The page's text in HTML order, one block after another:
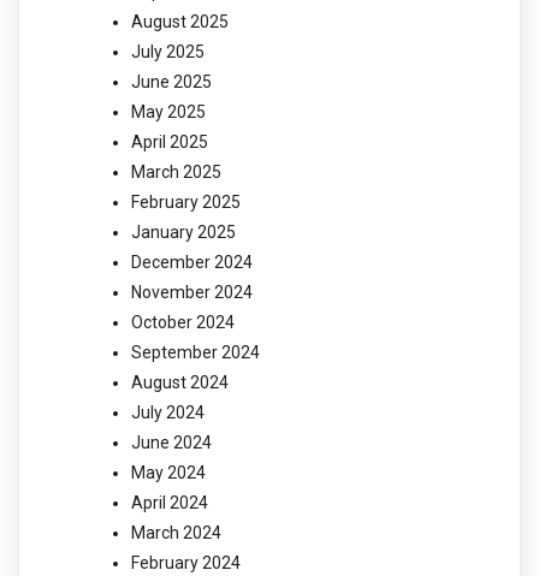
August 2025
July 2025
June 2025
May 2025
April 2025
March 2025
February 2025
January 2025
December 2024
November 2024
October 2024
September 2024
August 2024
July 2024
June 2024
May 2024
April 2024
March 2024
February 2024